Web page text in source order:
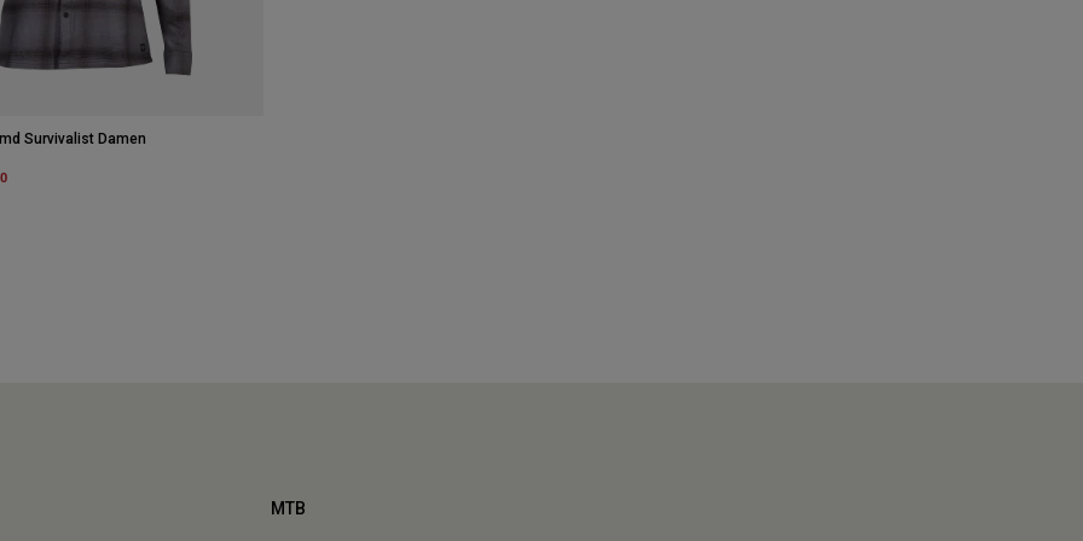
Survivalist Damen
MTB